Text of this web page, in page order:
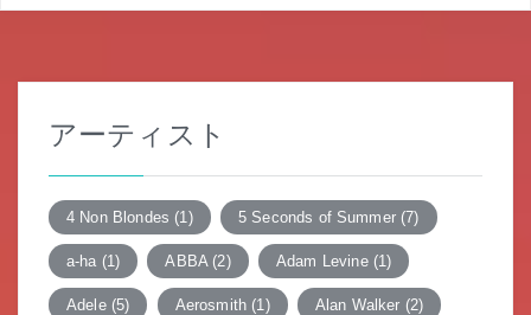
ビ
アーティスト
4 Non Blondes (1) 5 Seconds of Summer(7)
a-ha (1) ABBA(2) Adam Levine(1)
Adele(5) Aerosmith (1) Alan Walker (2)